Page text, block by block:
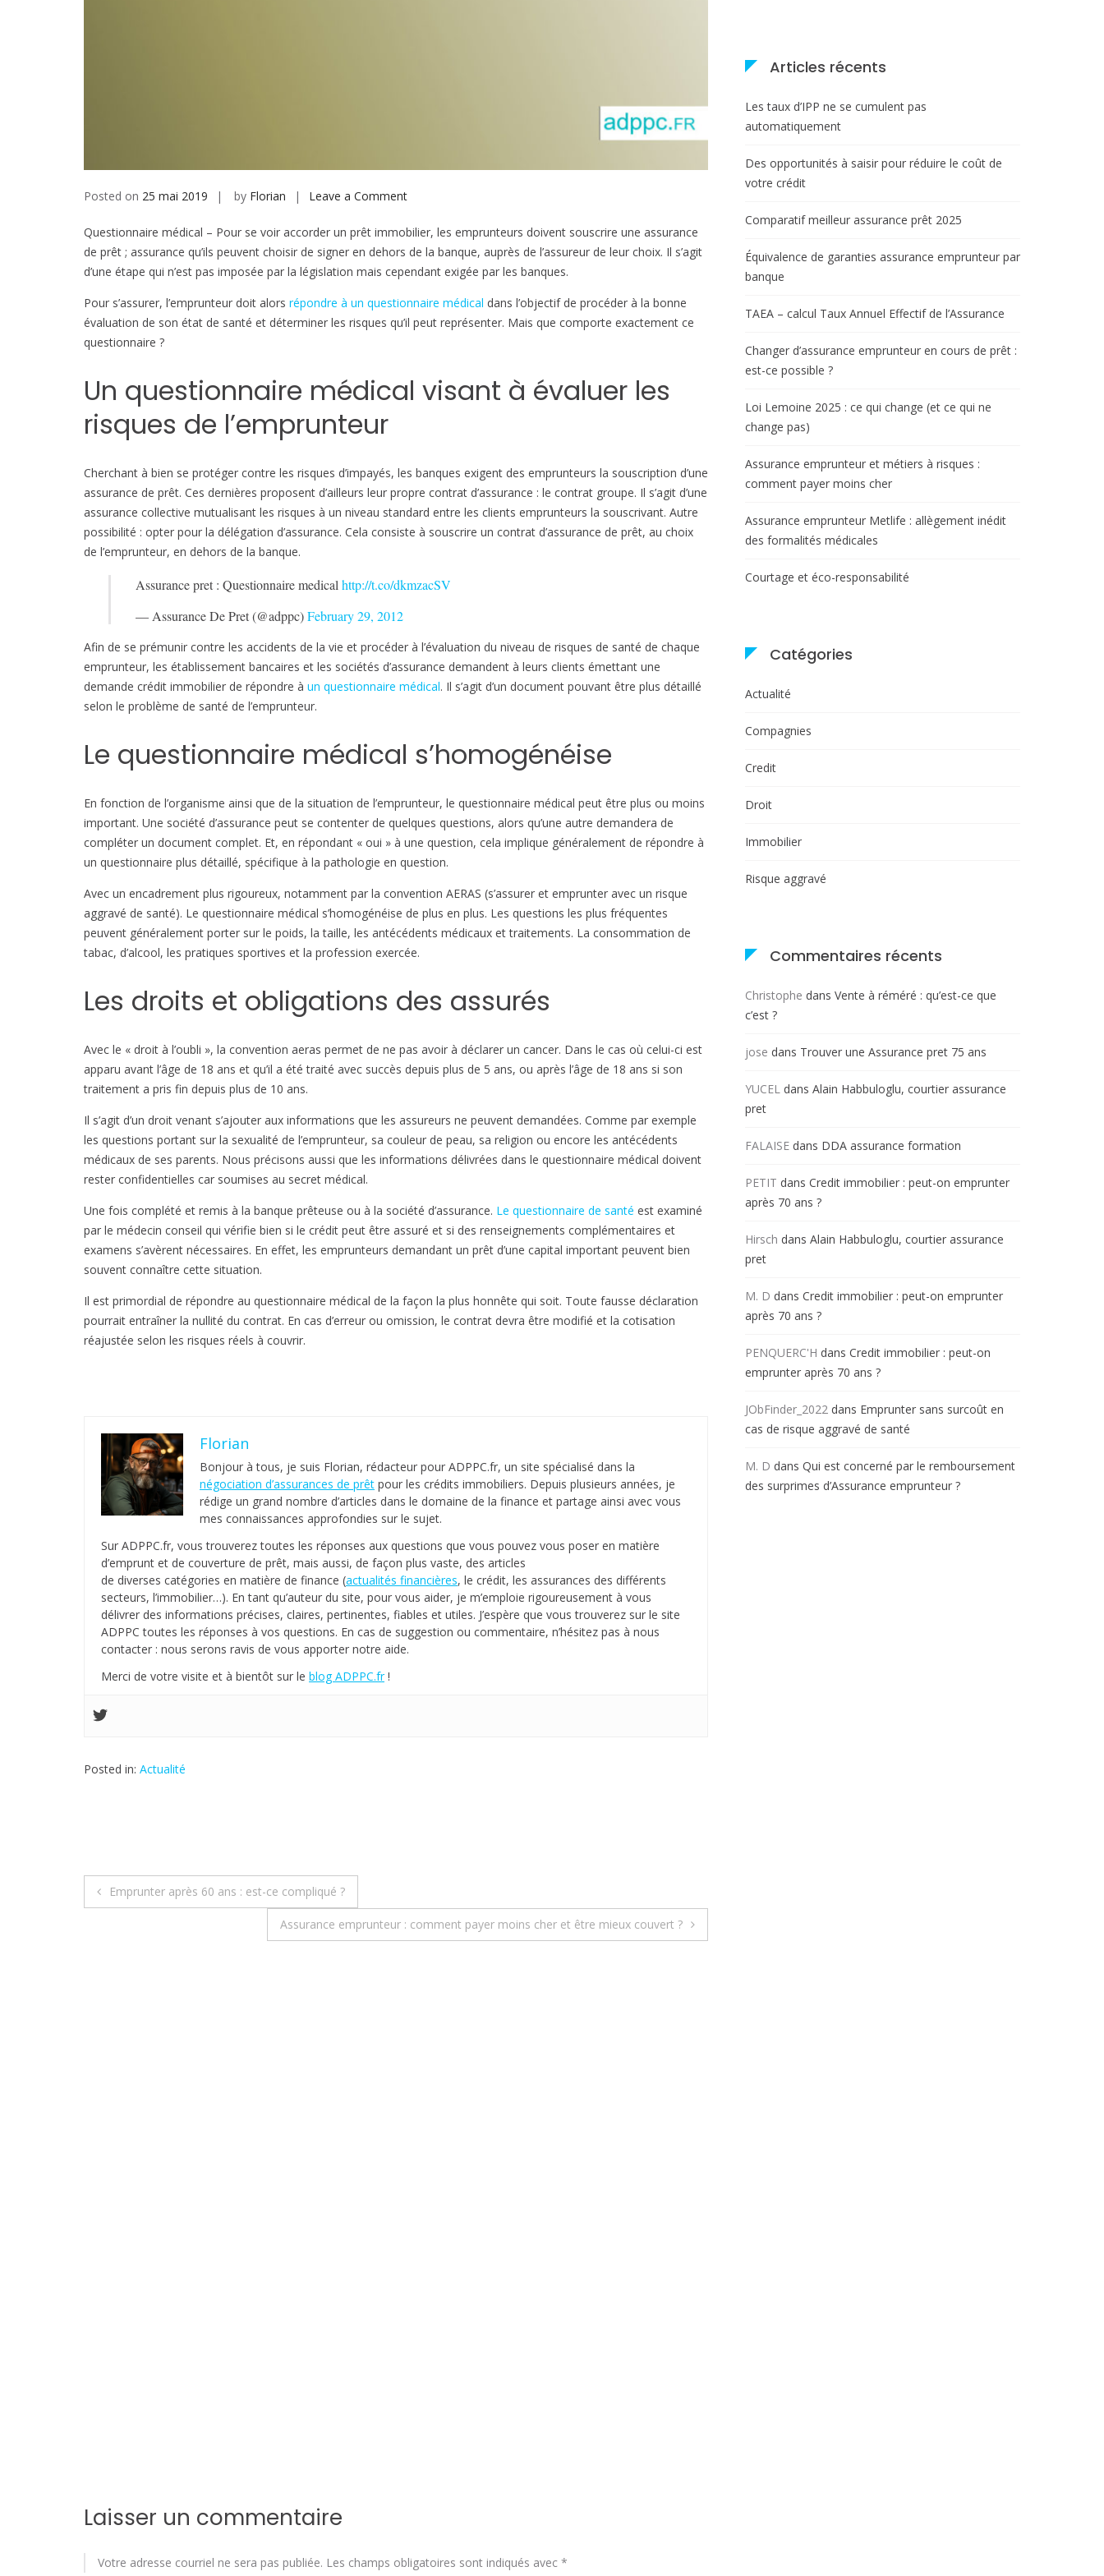
Posted on 25 mai 2019 by Florian Leave a Comment
C
r
é
l
i
e
r
r
o
n
d
q
u
e
s
o
n
i
m
i
c
a
m
p
Questionnaire médical – Pour se voir accorder un prêt immobilier, les emprunteurs doivent souscrire une assurance
de prêt ; assurance qu’ils peuvent choisir de signer en dehors de la banque, auprès de l’assureur de leur choix. Il s’agit
d’une étape qui n’est pas imposée par la législation mais cependant exigée par les banques.
Pour s’assurer, l’emprunteur doit alors répondre à un questionnaire médical dans l’objectif de procéder à la bonne
évaluation de son état de santé et déterminer les risques qu’il peut représenter. Mais que comporte exactement ce
questionnaire ?
Un questionnaire médical visant à évaluer les
risques de l’emprunteur
Cherchant à bien se protéger contre les risques d’impayés, les banques exigent des emprunteurs la souscription d’une
assurance de prêt. Ces dernières proposent d’ailleurs leur propre contrat d’assurance : le contrat groupe. Il s’agit d’une
assurance collective mutualisant les risques à un niveau standard entre les clients emprunteurs la souscrivant. Autre
possibilité : opter pour la délégation d’assurance. Cela consiste à souscrire un contrat d’assurance de prêt, au choix
de l’emprunteur, en dehors de la banque.
Assurance pret : Questionnaire medical http://t.co/dkmzacSV
— Assurance De Pret (@adppc)February 29, 2012
Afin de se prémunir contre les accidents de la vie et procéder à l’évaluation du niveau de risques de santé de chaque
emprunteur, les établissement bancaires et les sociétés d’assurance demandent à leurs clients émettant une
demande crédit immobilier de répondre à un questionnaire médical. Il s’agit d’un document pouvant être plus détaillé
selon le problème de santé de l’emprunteur.
Le questionnaire médical s’homogénéise
En fonction de l’organisme ainsi que de la situation de l’emprunteur, le questionnaire médical peut être plus ou moins
important. Une société d’assurance peut se contenter de quelques questions, alors qu’une autre demandera de
compléter un document complet. Et, en répondant « oui » à une question, cela implique généralement de répondre à
un questionnaire plus détaillé, spécifique à la pathologie en question.
Avec un encadrement plus rigoureux, notamment par la convention AERAS (s’assurer et emprunter avec un risque
aggravé de santé). Le questionnaire médical s’homogénéise de plus en plus. Les questions les plus fréquentes
peuvent généralement porter sur le poids, la taille, les antécédents médicaux et traitements. La consommation de
tabac, d’alcool, les pratiques sportives et la profession exercée.
Les droits et obligations des assurés
Avec le « droit à l’oubli », la convention aeras permet de ne pas avoir à déclarer un cancer. Dans le cas où celui-ci est
apparu avant l’âge de 18 ans et qu’il a été traité avec succès depuis plus de 5 ans, ou après l’âge de 18 ans si son
traitement a pris fin depuis plus de 10 ans.
Il s’agit d’un droit venant s’ajouter aux informations que les assureurs ne peuvent demandées. Comme par exemple
les questions portant sur la sexualité de l’emprunteur, sa couleur de peau, sa religion ou encore les antécédents
médicaux de ses parents. Nous précisons aussi que les informations délivrées dans le questionnaire médical doivent
rester confidentielles car soumises au secret médical.
Une fois complété et remis à la banque prêteuse ou à la société d’assurance. Le questionnaire de santé est examiné
par le médecin conseil qui vérifie bien si le crédit peut être assuré et si des renseignements complémentaires et
examens s’avèrent nécessaires. En effet, les emprunteurs demandant un prêt d’une capital important peuvent bien
souvent connaître cette situation.
Il est primordial de répondre au questionnaire médical de la façon la plus honnête qui soit. Toute fausse déclaration
pourrait entraîner la nullité du contrat. En cas d’erreur ou omission, le contrat devra être modifié et la cotisation
réajustée selon les risques réels à couvrir.
Florian
Bonjour à tous, je suis Florian, rédacteur pour ADPPC.fr, un site spécialisé dans la
négociation d’assurances de prêt pour les crédits immobiliers. Depuis plusieurs années, je
rédige un grand nombre d’articles dans le domaine de la finance et partage ainsi avec vous
mes connaissances approfondies sur le sujet.
Sur ADPPC.fr, vous trouverez toutes les réponses aux questions que vous pouvez vous poser en matière
d’emprunt et de couverture de prêt, mais aussi, de façon plus vaste, des articles
de diverses catégories en matière de finance (actualités financières, le crédit, les assurances des différents
secteurs, l’immobilier…). En tant qu’auteur du site, pour vous aider, je m’emploie rigoureusement à vous
délivrer des informations précises, claires, pertinentes, fiables et utiles. J’espère que vous trouverez sur le site
ADPPC toutes les réponses à vos questions. En cas de suggestion ou commentaire, n’hésitez pas à nous
contacter : nous serons ravis de vous apporter notre aide.
Merci de votre visite et à bientôt sur le blog ADPPC.fr!
Posted in: Actualité
N
c
l
Emprunter après 60 ans : est-ce compliqué ?
Assurance emprunteur : comment payer moins cher et être mieux couvert ?
Laisser un commentaire
Votre adresse courriel ne sera pas publiée. Les champs obligatoires sont indiqués avec *
Articles récents
Les taux d’IPP ne se cumulent pas
automatiquement
Des opportunités à saisir pour réduire le coût de
votre crédit
Comparatif meilleur assurance prêt 2025
Équivalence de garanties assurance emprunteur par
banque
TAEA – calcul Taux Annuel Effectif de l’Assurance
Changer d’assurance emprunteur en cours de prêt :
est-ce possible ?
Loi Lemoine 2025 : ce qui change (et ce qui ne
change pas)
Assurance emprunteur et métiers à risques :
comment payer moins cher
Assurance emprunteur Metlife : allègement inédit
des formalités médicales
Courtage et éco-responsabilité
Catégories
Actualité
Compagnies
Credit
Droit
Immobilier
Risque aggravé
Commentaires récents
Christophe dans Vente à réméré : qu’est-ce que
c’est ?
jose dans Trouver une Assurance pret 75 ans
YUCEL dans Alain Habbuloglu, courtier assurance
pret
FALAISE dans DDA assurance formation
PETIT dans Credit immobilier : peut-on emprunter
après 70 ans ?
Hirsch dans Alain Habbuloglu, courtier assurance
pret
M. D dans Credit immobilier : peut-on emprunter
après 70 ans ?
PENQUERC'H dans Credit immobilier : peut-on
emprunter après 70 ans ?
JObFinder_2022 dans Emprunter sans surcoût en
cas de risque aggravé de santé
M. D dans Qui est concerné par le remboursement
des surprimes d’Assurance emprunteur ?